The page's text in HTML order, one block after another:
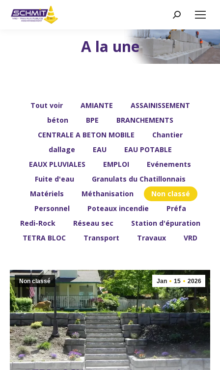
Recherche
:
A la une
Vous êtes ici :
Tout voir AMIANTE
ASSAINISSEMENT
béton
BPE
BRANCHEMENTS
CENTRALE A BETON MOBILE
Chantier
dallage
EAU
EAU POTABLE
EAUX PLUVIALES
EMPLOI
Evénements
Fuite d'eau
Granulats du Chatillonnais
Matériels
Méthanisation
Non classé
Personnel
Poteaux incendie
Préfa
Redi-Rock
Réseau sec
Station d'épuration
TETRA BLOC
Transport Travaux VRD
Jan 15 2026
Non classé